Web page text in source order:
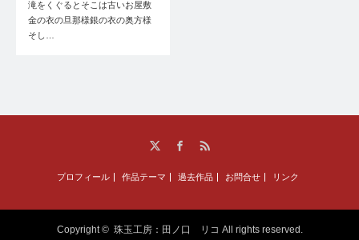
滝をくぐるとそこは古いお屋敷
金の衣の旦那様銀の衣の奥方様
そし…
プロフィール 作品テーマ 過去作品 お問合せ リンク
Copyright © 珠玉工房：田ノ口 リコ All rights reserved.